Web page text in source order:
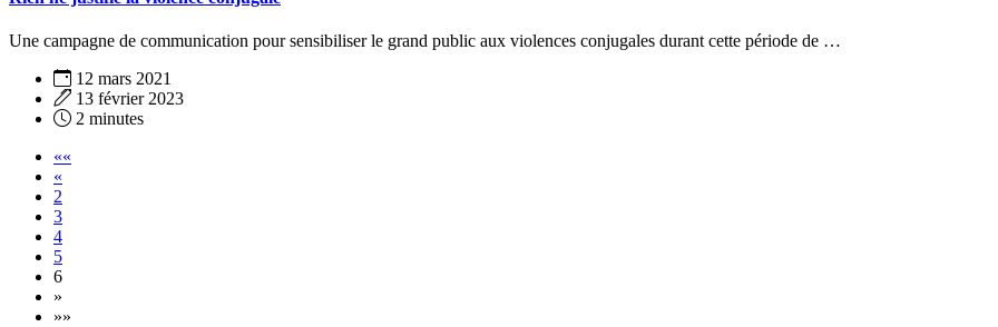
Une campagne de communication pour sensibiliser le grand public aux violences conjugales durant cette période de …
12 mars 2021
13 février 2023
2 minutes
««
«
2
3
4
5
6
»
»»